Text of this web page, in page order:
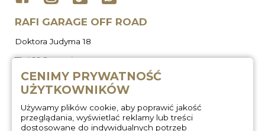
RAFI GARAGE OFF ROAD
Doktora Judyma 18
71-466 Szczecin
CENIMY PRYWATNOŚĆ
UŻYTKOWNIKÓW
Używamy plików cookie, aby poprawić jakość
przeglądania, wyświetlać reklamy lub treści
dostosowane do indywidualnych potrzeb